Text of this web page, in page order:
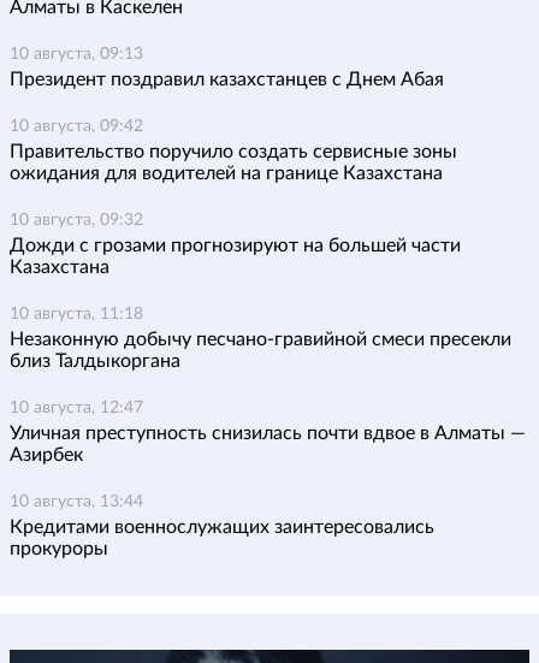
Алматы в Каскелен
10 августа, 09:13
Президент поздравил казахстанцев с Днем Абая
10 августа, 09:42
Правительство поручило создать сервисные зоны
ожидания для водителей на границе Казахстана
10 августа, 09:32
Дожди с грозами прогнозируют на большей части
Казахстана
10 августа, 11:18
Незаконную добычу песчано-гравийной смеси пресекли
близ Талдыкоргана
10 августа, 12:47
Уличная преступность снизилась почти вдвое в Алматы —
Азирбек
10 августа, 13:44
Кредитами военнослужащих заинтересовались
прокуроры